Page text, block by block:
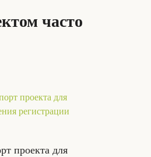
часто
проекта для